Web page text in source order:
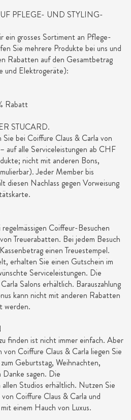
PFLEGE- UND STYLING-
ein grosses Sortiment an Pflege-
Sie mehrere Produkte bei uns und
Rabatten auf den Gesamtbetrag
und Elektrogeräte):
Rabatt
STUCARD.
bei Coiffure Claus & Carla von
auf alle Serviceleistungen ab CHF
nicht mit anderen Bons,
Jeder Member bis
diesen Nachlass gegen Vorweisung
Coiffeur-Besuchen
Treuerabatten. Bei jedem Besuch
einen Treuestempel.
erhalten Sie einen Gutschein im
Serviceleistungen. Die
Salons erhältlich. Barauszahlung
kann nicht mit anderen Rabatten
werden.
finden ist nicht immer einfach. Aber
Coiffure Claus & Carla liegen Sie
Geburtstag, Weihnachten,
sagen. Die
Studios erhältlich. Nutzen Sie
Coiffure Claus & Carla und
einem Hauch von Luxus.